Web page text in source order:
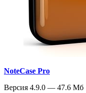
NoteCase Pro
Версия 4.9.0 — 47.6 Мб